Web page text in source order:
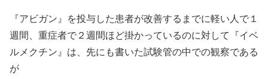
『アビガン』を投与した患者が改善するまでに軽い人で１
週間、重症者で２週間ほど掛かっているのに対して『イベ
ルメクチン』は、先にも書いた試験管の中での観察である
が